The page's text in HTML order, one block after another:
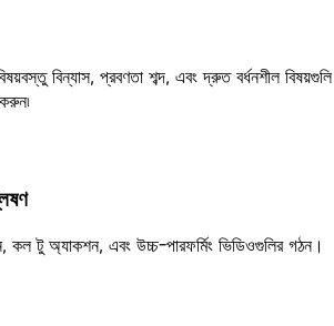
বিন্যাস, প্রবণতা শব্দ, এবং দ্রুত বর্ধনশীল বিষয়গুলি
টু অ্যাকশন, এবং উচ্চ-পারফর্মিং ভিডিওগুলির গঠন।